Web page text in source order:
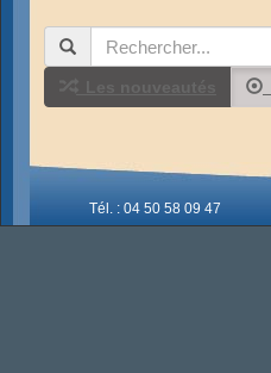
Tél. : 04 50 58 09 47